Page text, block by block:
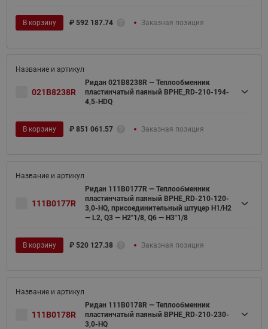
В корзину ₽ 592 187.74 Заказная позиция
021B8238R
Ридан 021B8238R — Теплообменник
пластинчатый паяный BPHE_RD-210-194-
4,5-HDQ
В корзину ₽ 851 061.57 Заказная позиция
111B0177R
Ридан 111B0177R — Теплообменник
пластинчатый паяный BPHE_RD-210-120-
3,0-HQ, присоединительный штуцер H1/H2
— L2, Q3 — H2"1/8, Q6 — H3"1/8
В корзину ₽ 520 127.38 Заказная позиция
111B0178R
Ридан 111B0178R — Теплообменник
пластинчатый паяный BPHE_RD-210-230-
3,0-HQ